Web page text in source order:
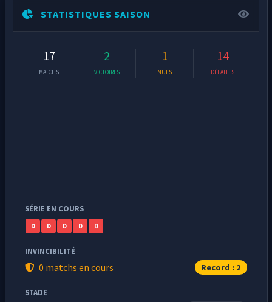
STATISTIQUES SAISON
17
MATCHS
2
VICTOIRES
1
NULS
14
DÉFAITES
SÉRIE EN COURS
D D D D D
INVINCIBILITÉ
0 matchs en cours Record : 2
STADE